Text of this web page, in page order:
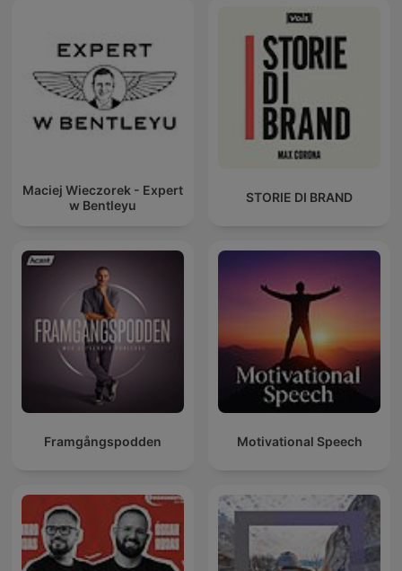
Maciej Wieczorek - Expert
w Bentleyu
STORIE DI BRAND
Framgångspodden Motivational Speech